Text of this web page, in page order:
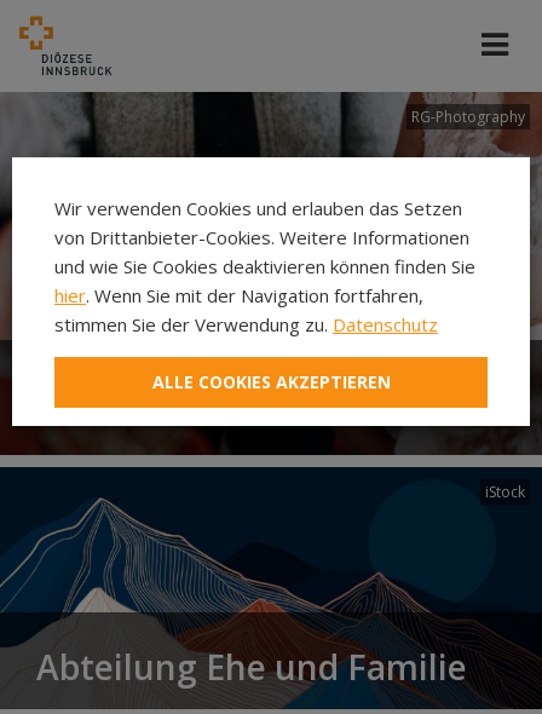
RG-Photography
Leben als Familie
iStock
Abteilung Ehe und Familie
Wir verwenden Cookies und erlauben das Setzen
von Drittanbieter-Cookies. Weitere Informationen
und wie Sie Cookies deaktivieren können finden Sie
hier. Wenn Sie mit der Navigation fortfahren,
stimmen Sie der Verwendung zu. Datenschutz
ALLE COOKIES AKZEPTIEREN